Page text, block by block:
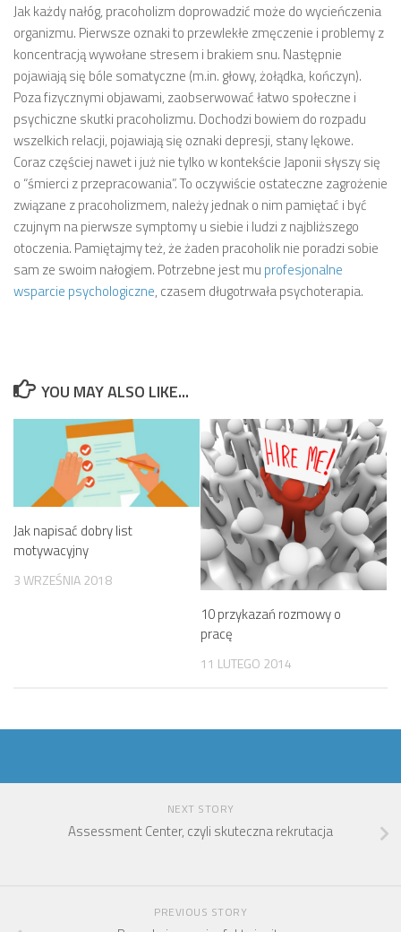
Jak każdy nałóg, pracoholizm doprowadzić może do wycieńczenia
organizmu. Pierwsze oznaki to przewlekłe zmęczenie i problemy z
koncentracją wywołane stresem i brakiem snu. Następnie
pojawiają się bóle somatyczne (m.in. głowy, żołądka, kończyn).
Poza fizycznymi objawami, zaobserwować łatwo społeczne i
psychiczne skutki pracoholizmu. Dochodzi bowiem do rozpadu
wszelkich relacji, pojawiają się oznaki depresji, stany lękowe.
Coraz częściej nawet i już nie tylko w kontekście Japonii słyszy się
o “śmierci z przepracowania”. To oczywiście ostateczne zagrożenie
związane z pracoholizmem, należy jednak o nim pamiętać i być
czujnym na pierwsze symptomy u siebie i ludzi z najbliższego
otoczenia. Pamiętajmy też, że żaden pracoholik nie poradzi sobie
sam ze swoim nałogiem. Potrzebne jest mu profesjonalne
wsparcie psychologiczne, czasem długotrwała psychoterapia.
YOU MAY ALSO LIKE...
Jak napisać dobry list
motywacyjny
3 WRZEŚNIA 2018
10 przykazań rozmowy o
pracę
11 LUTEGO 2014
NEXT STORY
Assessment Center, czyli skuteczna rekrutacja
PREVIOUS STORY